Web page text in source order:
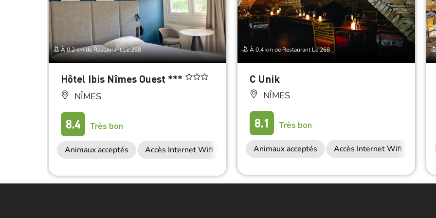
À 0.2 km de Restaurant Le 268
Hôtel Ibis Nîmes Ouest ***
NÎMES
8.4 Très bon
Animaux acceptés Accès Internet Wifi
À 0.4 km de Restaurant Le 268
C Unik
NÎMES
8.1 Très bon
Animaux acceptés Accès Internet Wifi